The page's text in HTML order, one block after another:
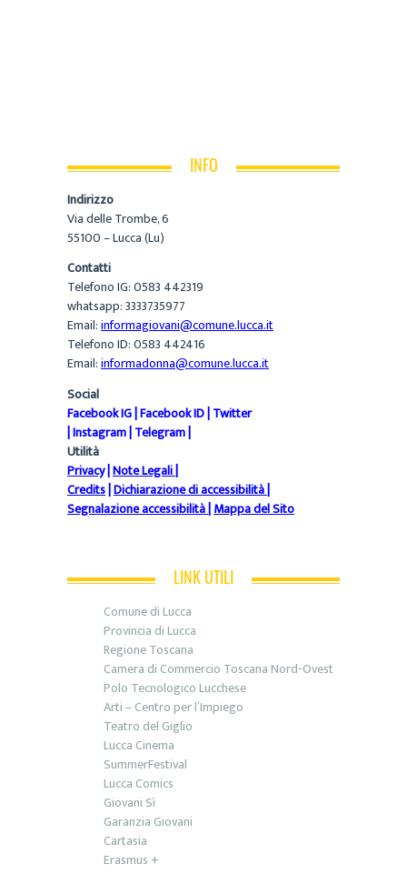
INFO
Indirizzo
Via delle Trombe, 6
55100 – Lucca (Lu)
Contatti
Telefono IG: 0583 442319
whatsapp: 3333735977
Email:informagiovani@comune.lucca.it
Telefono ID: 0583 442416
Email:informadonna@comune.lucca.it
Social
Facebook IG|Facebook ID|Twitter
|Instagram|Telegram|
Utilità
Privacy|Note Legali|
Credits|Dichiarazione di accessibilità|
Segnalazione accessibilità|Mappa del Sito
LINK UTILI
Comune di Lucca
Provincia di Lucca
Regione Toscana
Camera di Commercio Toscana Nord-Ovest
Polo Tecnologico Lucchese
Arti – Centro per l’Impiego
Teatro del Giglio
Lucca Cinema
SummerFestival
Lucca Comics
Giovani Sì
Garanzia Giovani
Cartasia
Erasmus +